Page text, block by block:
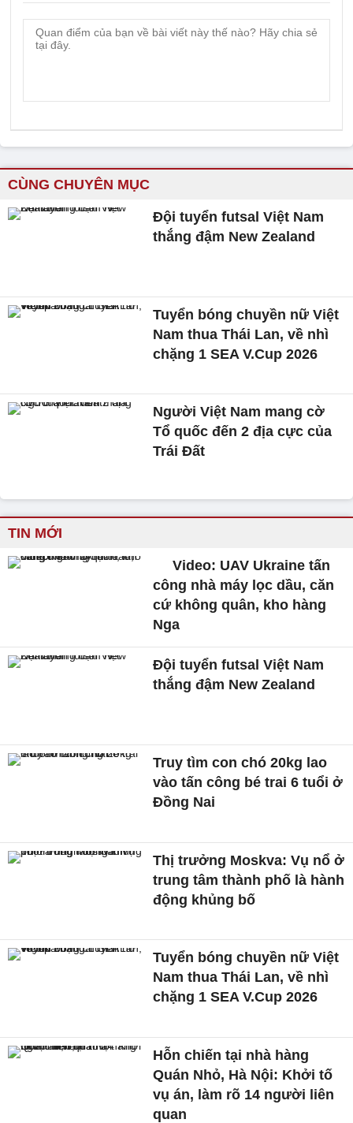
CÙNG CHUYÊN MỤC
Đội tuyển futsal Việt Nam
thắng đậm New Zealand
Tuyển bóng chuyền nữ Việt
Nam thua Thái Lan, về nhì
chặng 1 SEA V.Cup 2026
Người Việt Nam mang cờ
Tổ quốc đến 2 địa cực của
Trái Đất
TIN MỚI
Video: UAV Ukraine tấn
công nhà máy lọc dầu, căn
cứ không quân, kho hàng
Nga
Đội tuyển futsal Việt Nam
thắng đậm New Zealand
Truy tìm con chó 20kg lao
vào tấn công bé trai 6 tuổi ở
Đồng Nai
Thị trưởng Moskva: Vụ nổ ở
trung tâm thành phố là hành
động khủng bố
Tuyển bóng chuyền nữ Việt
Nam thua Thái Lan, về nhì
chặng 1 SEA V.Cup 2026
Hỗn chiến tại nhà hàng
Quán Nhỏ, Hà Nội: Khởi tố
vụ án, làm rõ 14 người liên
quan